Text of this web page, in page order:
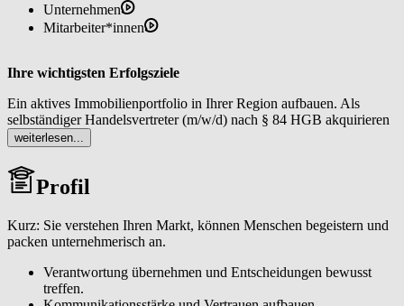
Unternehmen
Mitarbeiter*innen
Ihre wichtigsten Erfolgsziele
Ein aktives Immobilienportfolio in Ihrer Region aufbauen. Als
selbständiger Handelsvertreter (m/w/d) nach § 84 HGB akquirieren
Sie regelmäßig neue Objekte sowie Interessentinnen und
Interessenten mit dem Ergebnis einer stabilen Pipeline an
Vermittlungsmandaten, die planbare Umsätze ermöglicht.
Eigentümerinnen und Eigentümer sowie Interessentinnen und
führen. Von der normierten Immobilienbewertung über individuelle
Vermarktungskonzepte bis zur Vertragsunterzeichnung generieren
Sie eine hohe Kundenzufriedenheit, Wiederempfehlungen und
erfolgreiche Vermittlungen.
weiterlesen...
Profil
Kurz: Sie verstehen Ihren Markt, können Menschen begeistern und
packen unternehmerisch an.
Verantwortung übernehmen und Entscheidungen bewusst
treffen.